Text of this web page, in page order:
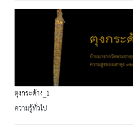
ตุงกระด้าง_1
ความรู้ทั่วไป